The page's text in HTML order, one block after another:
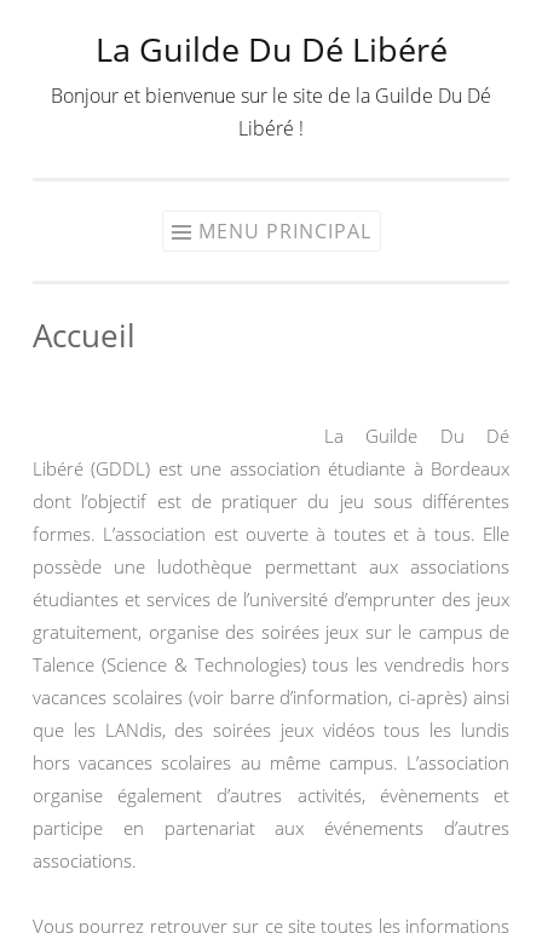
contenu
La Guilde Du Dé Libéré
Bonjour et bienvenue sur le site de la Guilde Du Dé
Libéré !
MENU PRINCIPAL
Accueil
La Guilde Du Dé
Libéré (GDDL) est une association étudiante à Bordeaux
dont l’objectif est de pratiquer du jeu sous différentes
formes. L’association est ouverte à toutes et à tous. Elle
possède une ludothèque permettant aux associations
étudiantes et services de l’université d’emprunter des jeux
gratuitement, organise des soirées jeux sur le campus de
Talence (Science & Technologies) tous les vendredis hors
vacances scolaires (voir barre d’information, ci-après) ainsi
que les LANdis, des soirées jeux vidéos tous les lundis
hors vacances scolaires au même campus. L’association
organise également d’autres activités, évènements et
participe en partenariat aux événements d’autres
associations.
Vous pourrez retrouver sur ce site toutes les informations